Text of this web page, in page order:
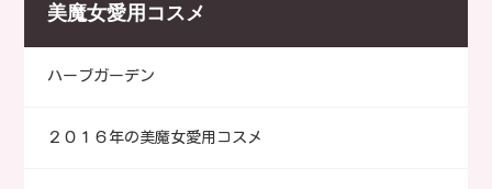
美魔女愛用コスメ
ハーブガーデン
２０１６年の美魔女愛用コスメ